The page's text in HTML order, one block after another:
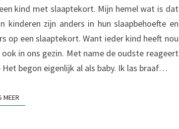
kind met slaaptekort. Mijn hemel wat is dat
kinderen zijn anders in hun slaapbehoefte en
op een slaaptekort. Want ieder kind heeft nou
in ons gezin. Met name de oudste reageert
begon eigenlijk al als baby. Ik las braaf…
MEER